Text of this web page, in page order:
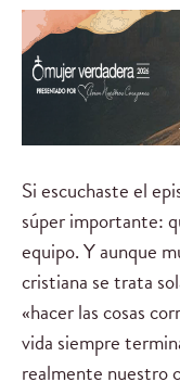
Si escuchaste el
súper importante:
equipo. Y aunque
cristiana se trata
«hacer las cosas
vida siempre
realmente nuestro